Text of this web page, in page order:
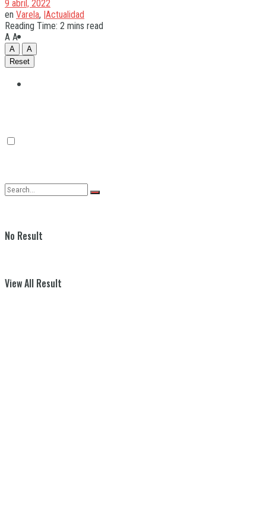
No Result
View All Result
9 abril, 2022
en Varela, |Actualidad
Reading Time: 2 mins read
A A
A
A
Reset